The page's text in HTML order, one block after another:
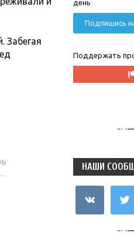
Забегая
день
Подпишись
Поддержать
НАШИ